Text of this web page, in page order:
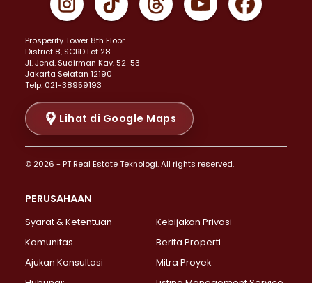
Properti Dijual di Johar Baru >
Properti Dijual di Menteng >
Properti Dijual di Senen >
Properti Dijual di Tanah Abang >
Properti Dijual di Cikini >
Properti Dijual di Kramat >
Properti Dijual di Pasar Baru >
Properti Dijual di Bendungan Hilir >
Properti Dijual di Jakarta Selatan >
Properti Dijual di Lebak Bulus >
Properti Dijual di Gandaria Selatan >
Properti Dijual di Pondok Labu >
Prosperity Tower 8th Floor
District 8, SCBD Lot 28
JI. Jend. Sudirman Kav. 52-53
Jakarta Selatan 12190
Telp: 021-38959193
Lihat di Google Maps
© 2026 - PT Real Estate Teknologi. All rights reserved.
PERUSAHAAN
Syarat & Ketentuan
Kebijakan Privasi
Komunitas
Berita Properti
Ajukan Konsultasi
Mitra Proyek